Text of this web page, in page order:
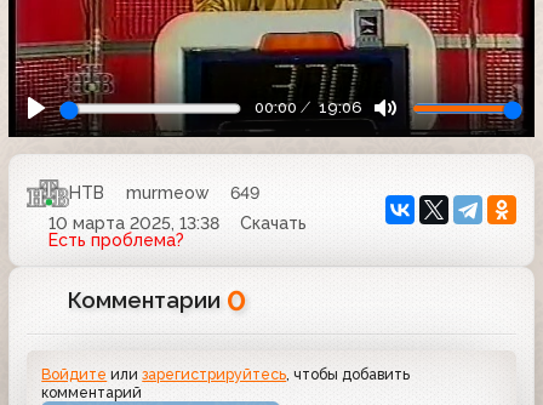
00:00 19:06
НТВ murmeow
649
10 марта 2025, 13:38
Скачать
Есть проблема?
Комментарии 0
Войдите илизарегистрируйтесь , чтобы добавить
комментарий